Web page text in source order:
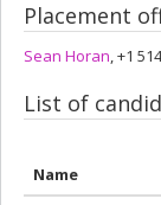
Placement
Sean Horan, +1
List of
Name